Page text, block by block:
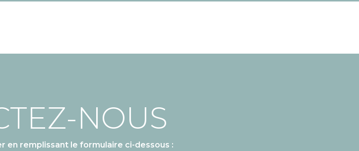
NOUS
en remplissant le formulaire ci-dessous :